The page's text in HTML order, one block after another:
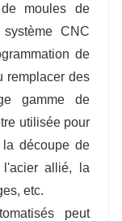
moules de
CNC
de
remplacer des
gamme de
utilisée pour
découpe de
l'acier allié, la
etc.
peut